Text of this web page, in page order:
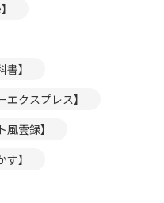
】
クスプレス】
雲録】
】